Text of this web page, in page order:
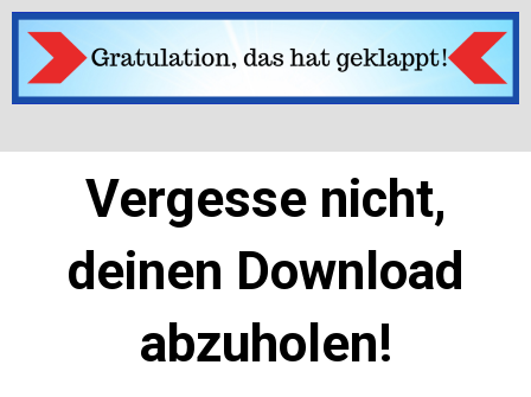
Vergesse nicht,
deinen Download
abzuholen!